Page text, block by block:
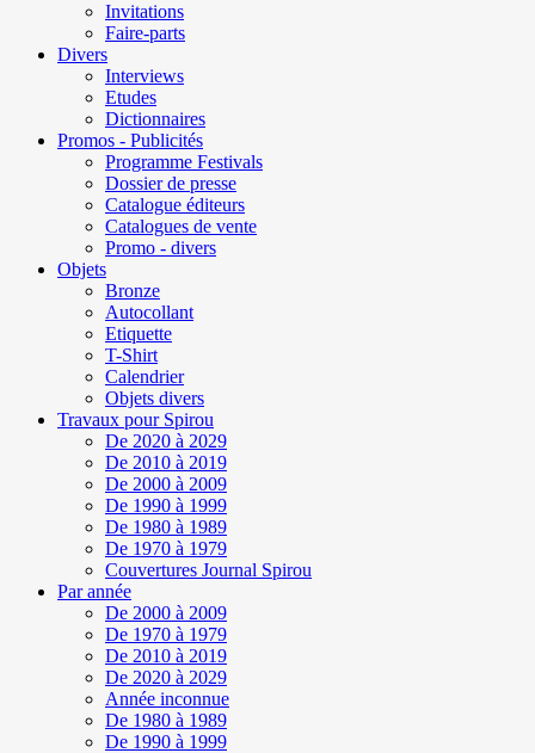
Invitations
Faire-parts
Divers
Interviews
Etudes
Dictionnaires
Promos - Publicités
Programme Festivals
Dossier de presse
Catalogue éditeurs
Catalogues de vente
Promo - divers
Objets
Bronze
Autocollant
Etiquette
T-Shirt
Calendrier
Objets divers
Travaux pour Spirou
De 2020 à 2029
De 2010 à 2019
De 2000 à 2009
De 1990 à 1999
De 1980 à 1989
De 1970 à 1979
Couvertures Journal Spirou
Par année
De 2000 à 2009
De 1970 à 1979
De 2010 à 2019
De 2020 à 2029
Année inconnue
De 1980 à 1989
De 1990 à 1999